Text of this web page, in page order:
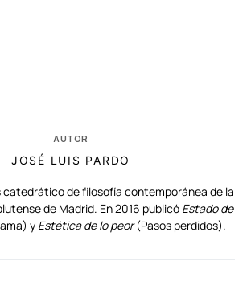
AUTOR
JOSÉ LUIS PARDO
catedrático de filosofía contemporánea de la
de Madrid. En 2016 publicóEstado de
y Estética de lo peor(Pasos perdidos).